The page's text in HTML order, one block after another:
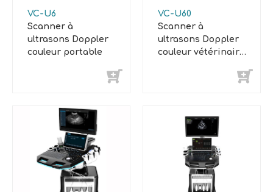
VC-U6
Scanner à
ultrasons Doppler
couleur portable
VC-U60
Scanner à
ultrasons Doppler
couleur vétérinaire